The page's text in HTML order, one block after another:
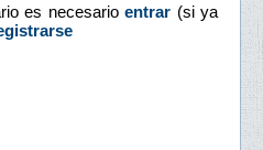
es necesario entrar (si ya